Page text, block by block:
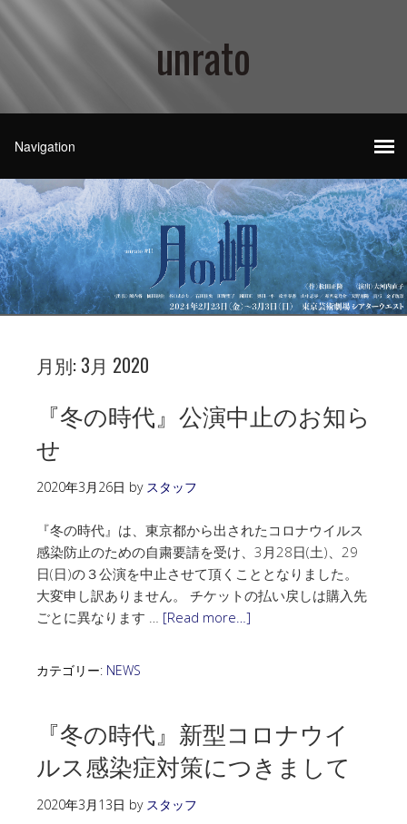
unrato
月別: 3月 2020
『冬の時代』公演中止のお知ら
せ
2020年3月26日 by スタッフ
『冬の時代』は、東京都から出されたコロナウイルス
感染防止のための自粛要請を受け、3月28日(土)、29
日(日)の３公演を中止させて頂くこととなりました。
大変申し訳ありません。 チケットの払い戻しは購入先
ごとに異なります … [Read more…]
カテゴリー: NEWS
『冬の時代』新型コロナウイ
ルス感染症対策につきまして
2020年3月13日 by スタッフ